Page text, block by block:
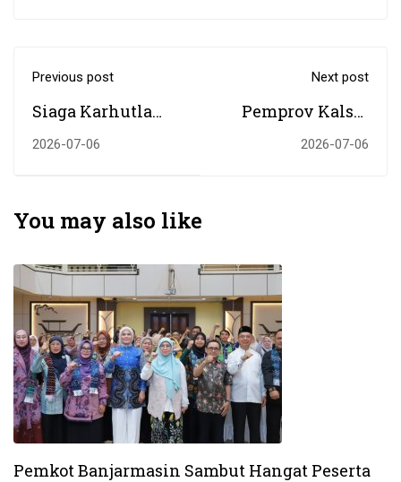
Previous post
Siaga Karhutla
2026: Rektor UIN
Siapkan Satgas
dan Kampus Bebas
Asap
2026-07-06
Next post
Pemprov Kalsel
Tetapkan Status
2026-07-06
You may also like
Pemkot Banjarmasin Sambut Hangat Peserta